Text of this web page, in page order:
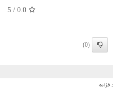
0.0
/
5
(0)